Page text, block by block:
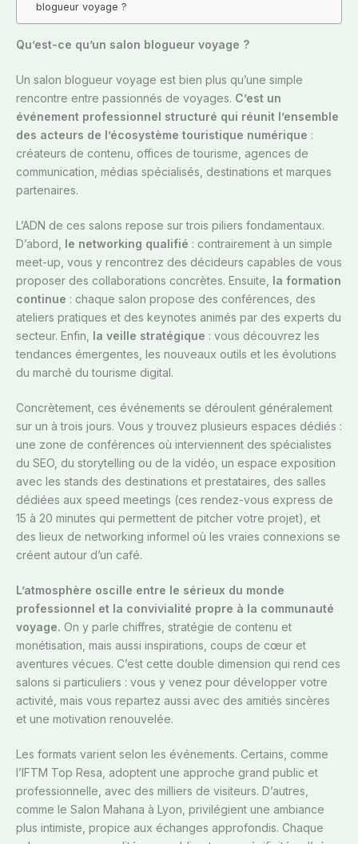
blogueur voyage ?
Qu’est-ce qu’un salon blogueur voyage ?
Un salon blogueur voyage est bien plus qu’une simple
rencontre entre passionnés de voyages. C’est un
événement professionnel structuré qui réunit l’ensemble
des acteurs de l’écosystème touristique numérique :
créateurs de contenu, offices de tourisme, agences de
communication, médias spécialisés, destinations et marques
partenaires.
L’ADN de ces salons repose sur trois piliers fondamentaux.
D’abord, le networking qualifié : contrairement à un simple
meet-up, vous y rencontrez des décideurs capables de vous
proposer des collaborations concrètes. Ensuite, la formation
continue : chaque salon propose des conférences, des
ateliers pratiques et des keynotes animés par des experts du
secteur. Enfin, la veille stratégique : vous découvrez les
tendances émergentes, les nouveaux outils et les évolutions
du marché du tourisme digital.
Concrètement, ces événements se déroulent généralement
sur un à trois jours. Vous y trouvez plusieurs espaces dédiés :
une zone de conférences où interviennent des spécialistes
du SEO, du storytelling ou de la vidéo, un espace exposition
avec les stands des destinations et prestataires, des salles
dédiées aux speed meetings (ces rendez-vous express de
15 à 20 minutes qui permettent de pitcher votre projet), et
des lieux de networking informel où les vraies connexions se
créent autour d’un café.
L’atmosphère oscille entre le sérieux du monde
professionnel et la convivialité propre à la communauté
voyage. On y parle chiffres, stratégie de contenu et
monétisation, mais aussi inspirations, coups de cœur et
aventures vécues. C’est cette double dimension qui rend ces
salons si particuliers : vous y venez pour développer votre
activité, mais vous repartez aussi avec des amitiés sincères
et une motivation renouvelée.
Les formats varient selon les événements. Certains, comme
l’IFTM Top Resa, adoptent une approche grand public et
professionnelle, avec des milliers de visiteurs. D’autres,
comme le Salon Mahana à Lyon, privilégient une ambiance
plus intimiste, propice aux échanges approfondis. Chaque